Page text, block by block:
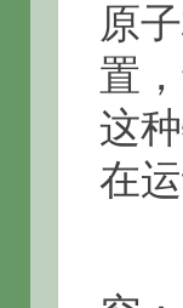
原
置
这
在
中